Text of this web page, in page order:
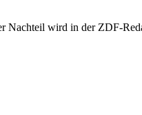
Nachteil wird in der ZDF-